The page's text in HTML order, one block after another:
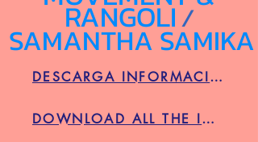
RANGOLI/
SAMANTHA SAMIKA
DESCARGA INFORMACIÓN COMPLETA
DOWNLOAD ALL THE INFORMATION